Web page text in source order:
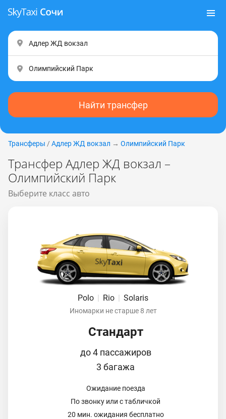
Найти трансфер
Трансферы / Адлер ЖД вокзал → Олимпийский Парк
Трансфер Адлер ЖД вокзал –
Олимпийский Парк
Выберите класс авто
Polo | Rio | Solaris
Иномарки не старше 8 лет
Стандарт
до 4 пассажиров
3 багажа
Ожидание поезда
По звонку или с табличкой
20 мин. ожидания бесплатно